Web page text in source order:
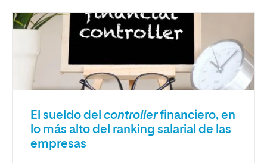
El sueldo del controllerfinanciero, en
lo más alto del ranking salarial de las
empresas